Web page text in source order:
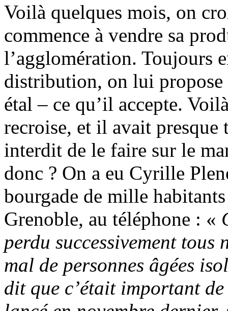
Voilà quelques mois, on
commence à vendre sa
l’agglomération. Toujours
distribution, on lui
étal – ce qu’il accepte.
recroise, et il avait
interdit de le faire sur le
donc ? On a eu Cyrille
bourgade de mille
Grenoble, au téléphone : «
perdu successivement tous
mal de personnes âgées
dit que c’était important